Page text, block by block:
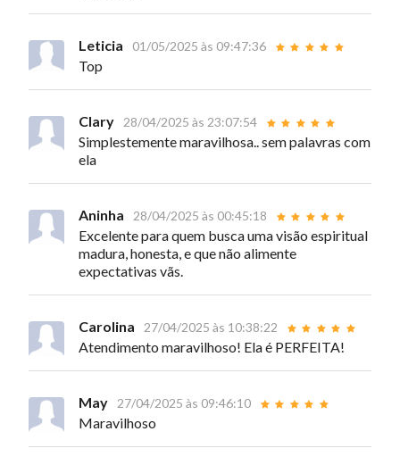
Leticia 01/05/2025 às 09:47:36
Top
Clary 28/04/2025 às 23:07:54
Simplestemente maravilhosa.. sem palavras com
ela
Aninha 28/04/2025 às 00:45:18
Excelente para quem busca uma visão espiritual
madura, honesta, e que não alimente
expectativas vãs.
Carolina 27/04/2025 às 10:38:22
Atendimento maravilhoso! Ela é PERFEITA!
May 27/04/2025 às 09:46:10
Maravilhoso